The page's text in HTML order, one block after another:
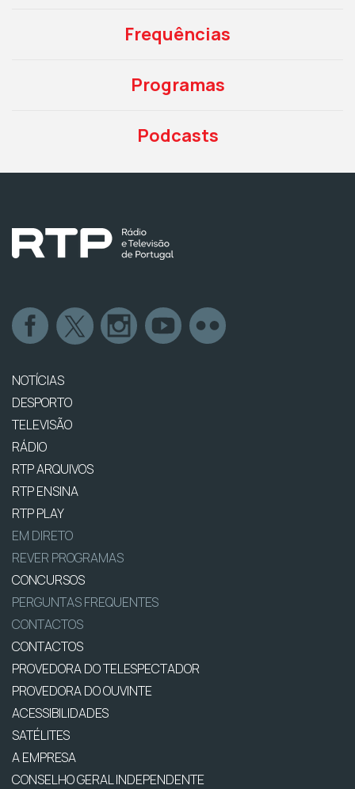
Frequências
Programas
Podcasts
NOTÍCIAS
DESPORTO
TELEVISÃO
RÁDIO
RTP ARQUIVOS
RTP ENSINA
RTP PLAY
EM DIRETO
REVER PROGRAMAS
CONCURSOS
PERGUNTAS FREQUENTES
CONTACTOS
CONTACTOS
PROVEDORA DO TELESPECTADOR
PROVEDORA DO OUVINTE
ACESSIBILIDADES
SATÉLITES
A EMPRESA
CONSELHO GERAL INDEPENDENTE